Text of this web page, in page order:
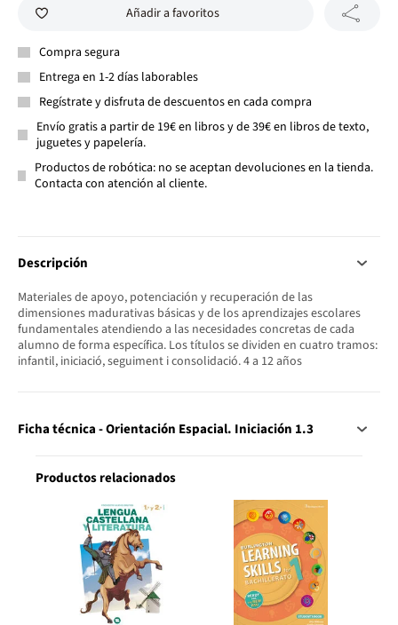
Añadir a favoritos
Compra segura
Entrega en 1-2 días laborables
Regístrate y disfruta de descuentos en cada compra
Envío gratis a partir de 19€ en libros y de 39€ en libros de texto,
juguetes y papelería.
Productos de robótica: no se aceptan devoluciones en la tienda.
Contacta con atención al cliente.
Descripción
Materiales de apoyo, potenciación y recuperación de las
dimensiones madurativas básicas y de los aprendizajes escolares
fundamentales atendiendo a las necesidades concretas de cada
alumno de forma específica. Los títulos se dividen en cuatro tramos:
infantil, iniciació, seguiment i consolidació. 4 a 12 años
Ficha técnica - Orientación Espacial. Iniciación 1.3
Productos relacionados